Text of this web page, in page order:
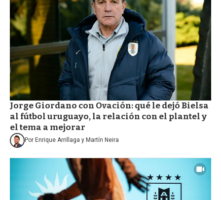
Jorge Giordano con Ovación: qué le dejó Bielsa
al fútbol uruguayo, la relación con el plantel y
el tema a mejorar
Por Enrique Arrillaga y Martín Neira